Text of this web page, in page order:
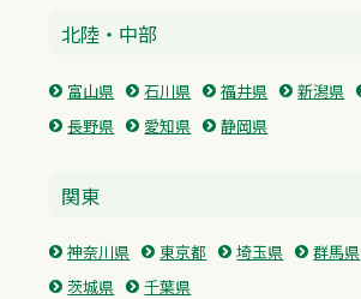
北陸・中部
富山県 石川県 福井県 新潟県
長野県
愛知県 静岡県
関東
神奈川県 東京都 埼玉県 群馬県
茨城県
千葉県